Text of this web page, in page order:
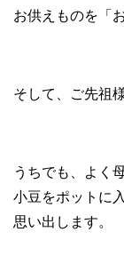
お供えものを「
そして、ご先祖
うちでも、よく
小豆をポットに
思い出します。